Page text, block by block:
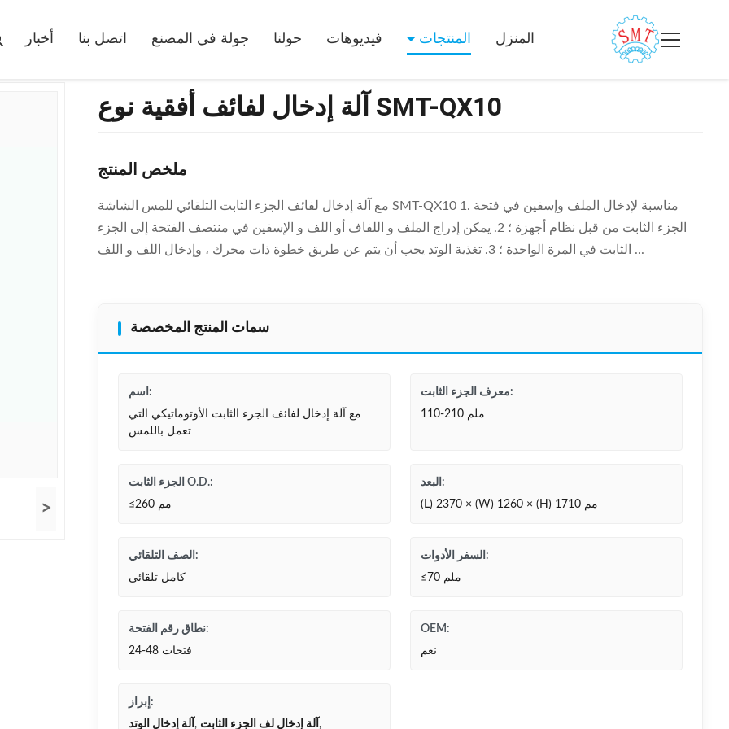
المنزل المنتجات فيديوهات حولنا جولة في المصنع اتصل بنا أخبار
>
آلة إدخال لفائف أفقية نوع SMT-QX10
ملخص المنتج
مع آلة إدخال لفائف الجزء الثابت التلقائي للمس الشاشة SMT-QX10 1. مناسبة لإدخال الملف وإسفين في فتحة
الجزء الثابت من قبل نظام أجهزة ؛ 2. يمكن إدراج الملف و اللفاف أو اللف و الإسفين في منتصف الفتحة إلى الجزء
الثابت في المرة الواحدة ؛ 3. تغذية الوتد يجب أن يتم عن طريق خطوة ذات محرك ، وإدخال اللف و اللف ...
سمات المنتج المخصصة
اسم:
مع آلة إدخال لفائف الجزء الثابت الأوتوماتيكي التي
تعمل باللمس
معرف الجزء الثابت:
110-210 ملم
الجزء الثابت O.D.:
≤260 مم
البعد:
(L) 2370 × (W) 1260 × (H) 1710 مم
الصف التلقائي:
كامل تلقائي
السفر الأدوات:
≤70 ملم
نطاق رقم الفتحة:
24-48 فتحات
OEM:
نعم
إبراز:
آلة إدخال الوتد , آلة إدخال لف الجزء الثابت ,